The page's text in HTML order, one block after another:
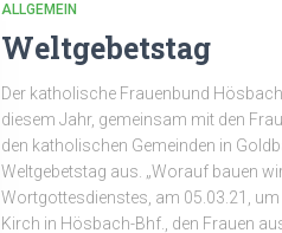
ALLGEMEIN
Weltgebetstag
Der katholische Frauenbund
diesem Jahr, gemeinsam mit den
den katholischen Gemeinden in
Weltgebetstag aus. „Worauf bauen
Wortgottesdienstes, am 05.03.21,
Kirch in Hösbach-Bhf., den Frauen